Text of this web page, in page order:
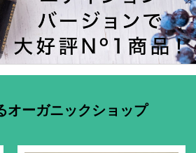
オーガニックショップ